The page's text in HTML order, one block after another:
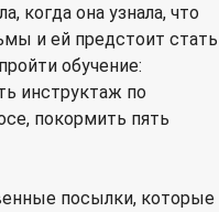
когда она узнала, что
и ей предстоит стать
обучение:
инструктаж по
покормить пять
посылки, которые